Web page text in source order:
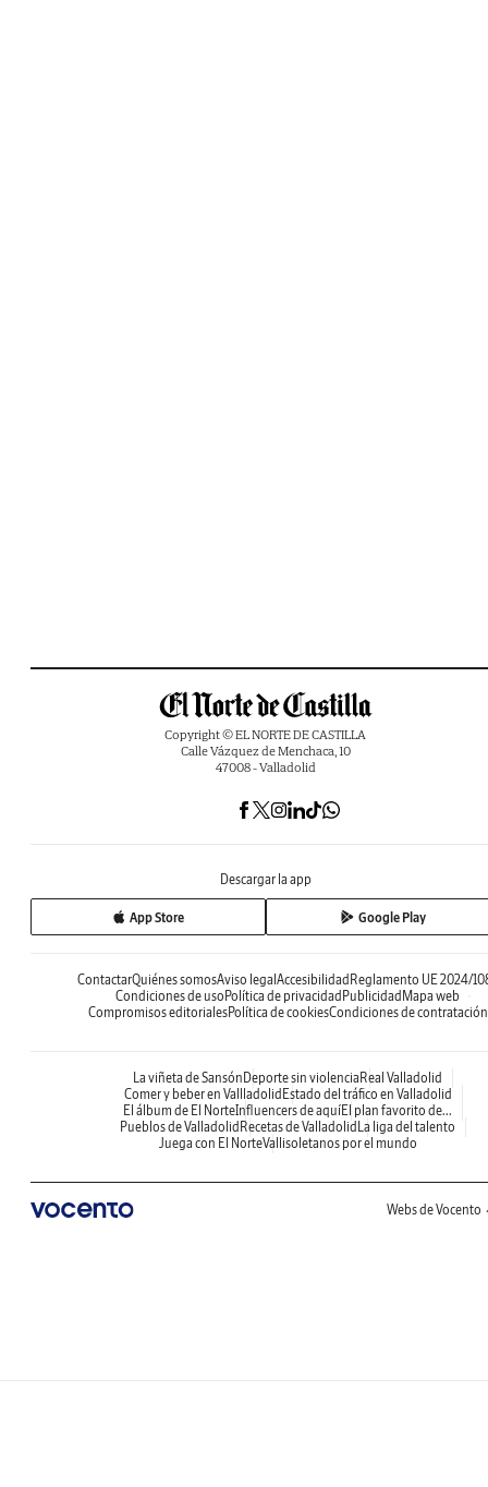
Copyright © EL NORTE DE CASTILLA
Calle Vázquez de Menchaca, 10
47008 - Valladolid
Descargar la app
App Store Google Play
ContactarQuiénes somosAviso legal Accesibilidad Reglamento UE 2024/
Condiciones de uso Política de privacidad Publicidad Mapa web
Compromisos editorialesPolítica de cookiesCondiciones de contratación
La viñeta de Sansón Deporte sin violencia Real Valladolid
Comer y beber en Vallladolid Estado del tráfico en Valladolid
El álbum de El NorteInfluencers de aquíEl plan favorito de...
Pueblos de Valladolid Recetas de Valladolid La liga del talento
Juega con El NorteVallisoletanos por el mundo
Webs de Vocento